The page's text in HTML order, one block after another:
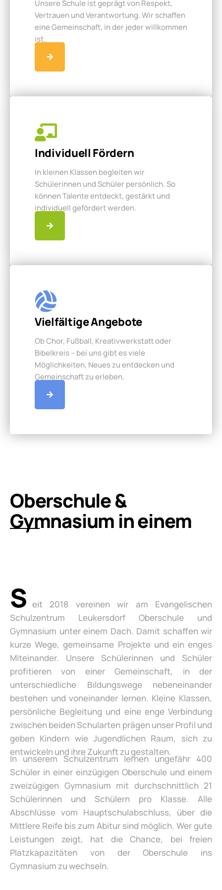
Unsere Schule ist geprägt von Respekt,
Vertrauen und Verantwortung. Wir schaffen
eine Gemeinschaft, in der jeder willkommen
ist.
Individuell Fördern
In kleinen Klassen begleiten wir
Schülerinnen und Schüler persönlich. So
können Talente entdeckt, gestärkt und
individuell gefördert werden.
Vielfältige Angebote
Ob Chor, Fußball, Kreativwerkstatt oder
Bibelkreis – bei uns gibt es viele
Möglichkeiten, Neues zu entdecken und
Gemeinschaft zu erleben.
Oberschule &
Gymnasium in einem
S eit 2018 vereinen wir am Evangelischen
Schulzentrum Leukersdorf Oberschule und
Gymnasium unter einem Dach. Damit schaffen wir
kurze Wege, gemeinsame Projekte und ein enges
Miteinander. Unsere Schülerinnen und Schüler
profitieren von einer Gemeinschaft, in der
unterschiedliche Bildungswege nebeneinander
bestehen und voneinander lernen. Kleine Klassen,
persönliche Begleitung und eine enge Verbindung
zwischen beiden Schularten prägen unser Profil und
geben Kindern wie Jugendlichen Raum, sich zu
entwickeln und ihre Zukunft zu gestalten.
In unserem Schulzentrum lernen ungefähr 400
Schüler in einer einzügigen Oberschule und einem
zweizügigen Gymnasium mit durchschnittlich 21
Schülerinnen und Schülern pro Klasse. Alle
Abschlüsse vom Hauptschulabschluss, über die
Mittlere Reife bis zum Abitur sind möglich. Wer gute
Leistungen zeigt, hat die Chance, bei freien
Platzkapazitäten von der Oberschule ins
Gymnasium zu wechseln.